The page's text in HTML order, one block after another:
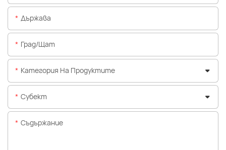
Държава
Град/щат
Категория На Продуктите
Субект
Съдържание